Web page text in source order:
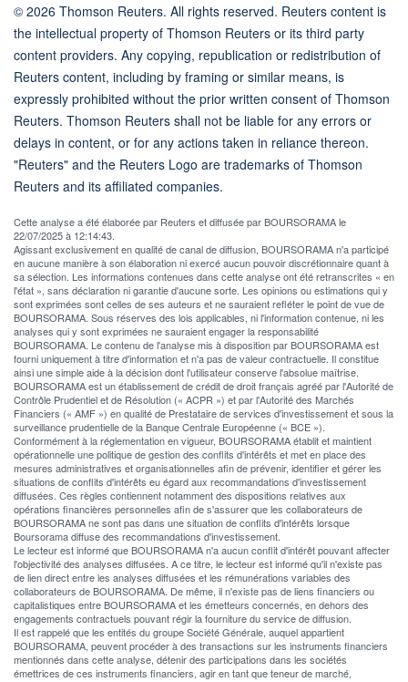
© 2026 Thomson Reuters. All rights reserved. Reuters content is
the intellectual property of Thomson Reuters or its third party
content providers. Any copying, republication or redistribution of
Reuters content, including by framing or similar means, is
expressly prohibited without the prior written consent of Thomson
Reuters. Thomson Reuters shall not be liable for any errors or
delays in content, or for any actions taken in reliance thereon.
"Reuters" and the Reuters Logo are trademarks of Thomson
Reuters and its affiliated companies.
Cette analyse a été élaborée par Reuters et diffusée par BOURSORAMA le
22/07/2025 à 12:14:43.
Agissant exclusivement en qualité de canal de diffusion, BOURSORAMA n'a participé
en aucune manière à son élaboration ni exercé aucun pouvoir discrétionnaire quant à
sa sélection. Les informations contenues dans cette analyse ont été retranscrites « en
l'état », sans déclaration ni garantie d'aucune sorte. Les opinions ou estimations qui y
sont exprimées sont celles de ses auteurs et ne sauraient refléter le point de vue de
BOURSORAMA. Sous réserves des lois applicables, ni l'information contenue, ni les
analyses qui y sont exprimées ne sauraient engager la responsabilité
BOURSORAMA. Le contenu de l'analyse mis à disposition par BOURSORAMA est
fourni uniquement à titre d'information et n'a pas de valeur contractuelle. Il constitue
ainsi une simple aide à la décision dont l'utilisateur conserve l'absolue maîtrise.
BOURSORAMA est un établissement de crédit de droit français agréé par l'Autorité de
Contrôle Prudentiel et de Résolution (« ACPR ») et par l'Autorité des Marchés
Financiers (« AMF ») en qualité de Prestataire de services d'investissement et sous la
surveillance prudentielle de la Banque Centrale Européenne (« BCE »).
Conformément à la réglementation en vigueur, BOURSORAMA établit et maintient
opérationnelle une politique de gestion des conflits d'intérêts et met en place des
mesures administratives et organisationnelles afin de prévenir, identifier et gérer les
situations de conflits d'intérêts eu égard aux recommandations d'investissement
diffusées. Ces règles contiennent notamment des dispositions relatives aux
opérations financières personnelles afin de s'assurer que les collaborateurs de
BOURSORAMA ne sont pas dans une situation de conflits d'intérêts lorsque
Boursorama diffuse des recommandations d'investissement.
Le lecteur est informé que BOURSORAMA n'a aucun conflit d'intérêt pouvant affecter
l'objectivité des analyses diffusées. A ce titre, le lecteur est informé qu'il n'existe pas
de lien direct entre les analyses diffusées et les rémunérations variables des
collaborateurs de BOURSORAMA. De même, il n'existe pas de liens financiers ou
capitalistiques entre BOURSORAMA et les émetteurs concernés, en dehors des
engagements contractuels pouvant régir la fourniture du service de diffusion.
Il est rappelé que les entités du groupe Société Générale, auquel appartient
BOURSORAMA, peuvent procéder à des transactions sur les instruments financiers
mentionnés dans cette analyse, détenir des participations dans les sociétés
émettrices de ces instruments financiers, agir en tant que teneur de marché,